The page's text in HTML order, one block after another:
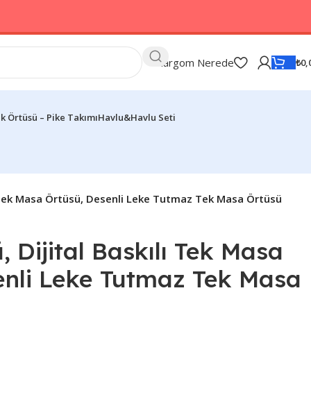
Kargom Nerede ₺
Örtüsü – Pike TakımıHavlu&Havlu Seti
Masa Örtüsü, Desenli Leke Tutmaz Tek Masa Örtüsü
Dijital Baskılı Tek Masa
Leke Tutmaz Tek Masa